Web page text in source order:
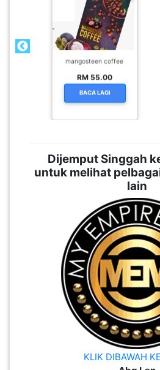
mangosteen coffee
RM 55.00
Dijemput Singgah
untuk melihat
lain
KLIK DIBAWAH
PUTRAJAYA(9)
MALAYSIA(82)
INDONESIA(1)